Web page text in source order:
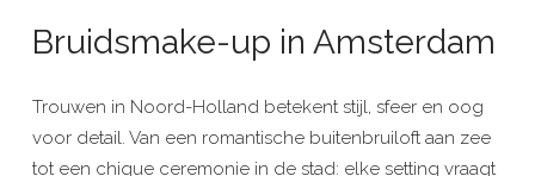
Bruidsmake-up in Amsterdam
Trouwen in Noord-Holland betekent stijl, sfeer en oog
voor detail. Van een romantische buitenbruiloft aan zee
tot een chique ceremonie in de stad: elke setting vraagt